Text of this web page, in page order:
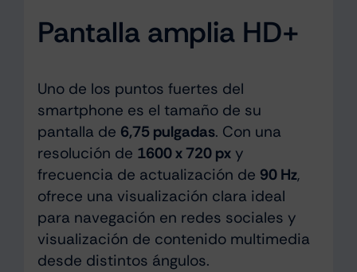
Pantalla amplia HD+
Uno de los puntos fuertes del
smartphone es el tamaño de su
pantalla de 6,75 pulgadas. Con una
resolución de 1600 x 720 pxy
frecuencia de actualización de 90 Hz,
ofrece una visualización clara ideal
para navegación en redes sociales y
visualización de contenido multimedia
desde distintos ángulos.